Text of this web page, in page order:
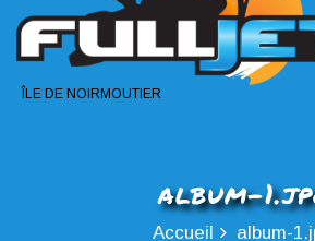
ÎLE DE NOIRMOUTIER
album-
Accueil album-